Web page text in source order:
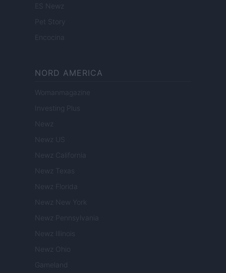
ES Newz
Pet Story
Encocina
NORD AMERICA
Womanmagazine
Investing Plus
Newz
Newz US
Newz California
Newz Texas
Newz Florida
Newz New York
Newz Pennsylvania
Newz Illinois
Newz Ohio
Gameland